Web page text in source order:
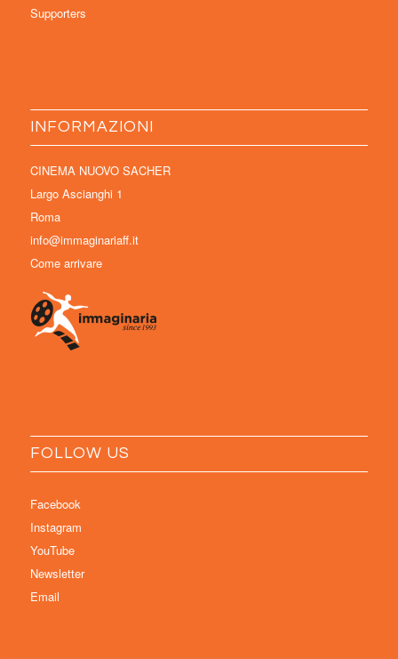
Supporters
INFORMAZIONI
CINEMA NUOVO SACHER
Largo Ascianghi 1
Roma
info@immaginariaff.it
Come arrivare
FOLLOW US
Facebook
Instagram
YouTube
Newsletter
Email